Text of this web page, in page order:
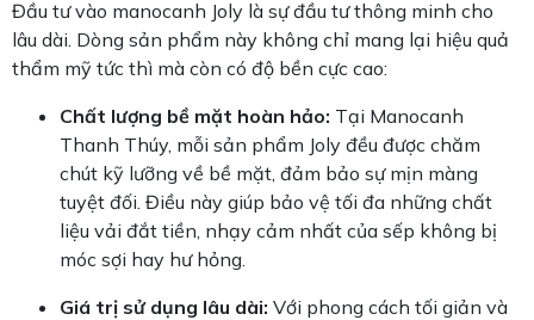
Đầu tư vào manocanh Joly là sự đầu tư thông minh cho
lâu dài. Dòng sản phẩm này không chỉ mang lại hiệu quả
thẩm mỹ tức thì mà còn có độ bền cực cao:
Chất lượng bề mặt hoàn hảo: Tại Manocanh
Thanh Thúy, mỗi sản phẩm Joly đều được chăm
chút kỹ lưỡng về bề mặt, đảm bảo sự mịn màng
tuyệt đối. Điều này giúp bảo vệ tối đa những chất
liệu vải đắt tiền, nhạy cảm nhất của sếp không bị
móc sợi hay hư hỏng.
Giá trị sử dụng lâu dài: Với phong cách tối giản và